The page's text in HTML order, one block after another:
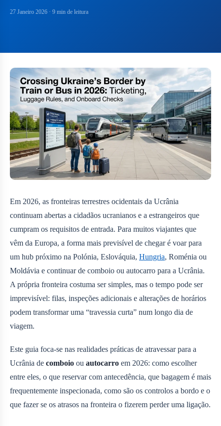
27 Janeiro 2026 · 9 min de leitura
Em 2026, as fronteiras terrestres ocidentais da Ucrânia
continuam abertas a cidadãos ucranianos e a estrangeiros que
cumpram os requisitos de entrada. Para muitos viajantes que
vêm da Europa, a forma mais previsível de chegar é voar para
um hub próximo na Polónia, Eslováquia, Hungria, Roménia ou
Moldávia e continuar de comboio ou autocarro para a Ucrânia.
A própria fronteira costuma ser simples, mas o tempo pode ser
imprevisível: filas, inspeções adicionais e alterações de horários
podem transformar uma “travessia curta” num longo dia de
viagem.
Este guia foca-se nas realidades práticas de atravessar para a
Ucrânia de comboio ou autocarro em 2026: como escolher
entre eles, o que reservar com antecedência, que bagagem é mais
frequentemente inspecionada, como são os controlos a bordo e o
que fazer se os atrasos na fronteira o fizerem perder uma ligação.